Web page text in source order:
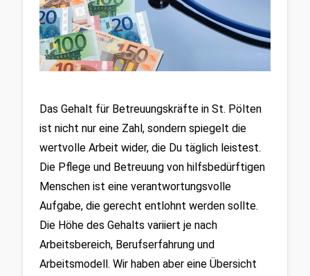
Das Gehalt für Betreuungskräfte in St. Pölten
ist nicht nur eine Zahl, sondern spiegelt die
wertvolle Arbeit wider, die Du täglich leistest.
Die Pflege und Betreuung von hilfsbedürftigen
Menschen ist eine verantwortungsvolle
Aufgabe, die gerecht entlohnt werden sollte.
Die Höhe des Gehalts variiert je nach
Arbeitsbereich, Berufserfahrung und
Arbeitsmodell. Wir haben aber eine Übersicht